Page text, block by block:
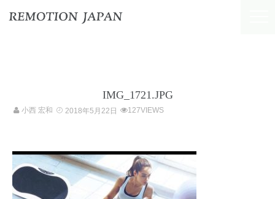
IMG_1721.JPG
小西 宏和 2018年5月22日 127VIEWS